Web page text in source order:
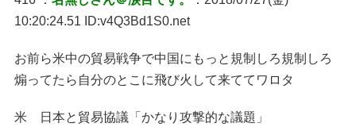
10:20:24.51 ID:v4Q3Bd1S0.net
お前ら米中の貿易戦争で中国にもっと規制しろ規制しろ
煽ってたら自分のとこに飛び火して来ててワロタ
米 日本と貿易協議「かなり攻撃的な議題」